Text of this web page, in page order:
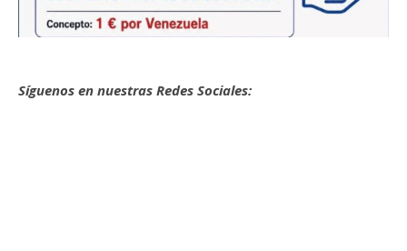
Síguenos en nuestras Redes Sociales: